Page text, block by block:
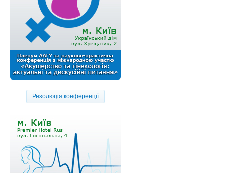
Резолюція конференції